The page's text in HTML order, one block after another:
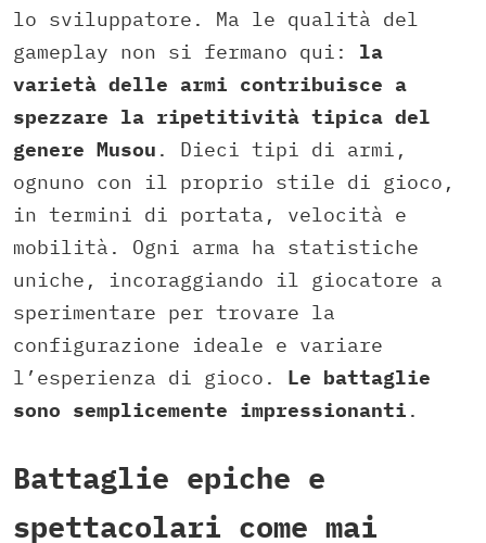
lo sviluppatore. Ma le qualità del
gameplay non si fermano qui: la
varietà delle armi contribuisce a
spezzare la ripetitività tipica del
genere Musou . Dieci tipi di armi,
ognuno con il proprio stile di gioco,
in termini di portata, velocità e
mobilità. Ogni arma ha statistiche
uniche, incoraggiando il giocatore a
sperimentare per trovare la
configurazione ideale e variare
l’esperienza di gioco. Le battaglie
sono semplicemente impressionanti .
Battaglie epiche e
spettacolari come mai